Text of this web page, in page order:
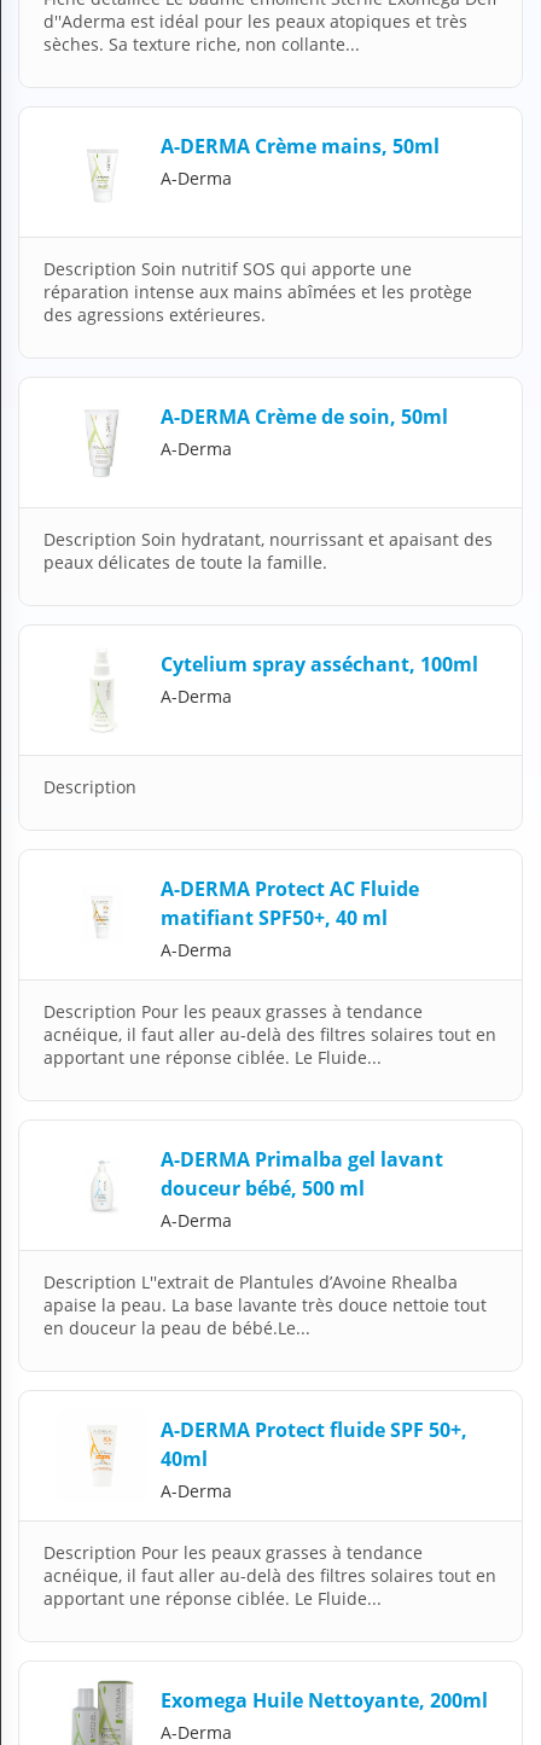
FR Français
d''Aderma est idéal pour les peaux atopiques et très
sèches. Sa texture riche, non collante...
A-DERMA Crème mains, 50ml
A-Derma
Description Soin nutritif SOS qui apporte une
réparation intense aux mains abîmées et les protège
des agressions extérieures.
A-DERMA Crème de soin, 50ml
A-Derma
Description Soin hydratant, nourrissant et apaisant des
peaux délicates de toute la famille.
Cytelium spray asséchant, 100ml
A-Derma
Description
A-DERMA Protect AC Fluide
matifiant SPF50+, 40 ml
A-Derma
Description Pour les peaux grasses à tendance
acnéique, il faut aller au-delà des filtres solaires tout en
apportant une réponse ciblée. Le Fluide...
A-DERMA Primalba gel lavant
douceur bébé, 500 ml
A-Derma
Description L''extrait de Plantules d’Avoine Rhealba
apaise la peau. La base lavante très douce nettoie tout
en douceur la peau de bébé.Le...
A-DERMA Protect fluide SPF 50+,
40ml
A-Derma
Description Pour les peaux grasses à tendance
acnéique, il faut aller au-delà des filtres solaires tout en
apportant une réponse ciblée. Le Fluide...
Exomega Huile Nettoyante, 200ml
A-Derma